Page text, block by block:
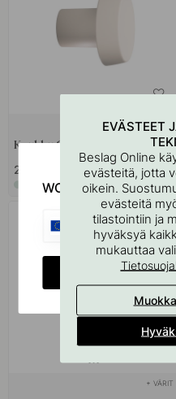
+ VÄRIT
Koukku Caligola - Hiekka
25.50 €
Varastossa
+ VÄRIT
EVÄSTEET
Beslag Online
evästeitä, jotta
oikein.
evästeitä
tilastointiin ja
hyväksyä
mukauttaa
WOULD YOU
EU